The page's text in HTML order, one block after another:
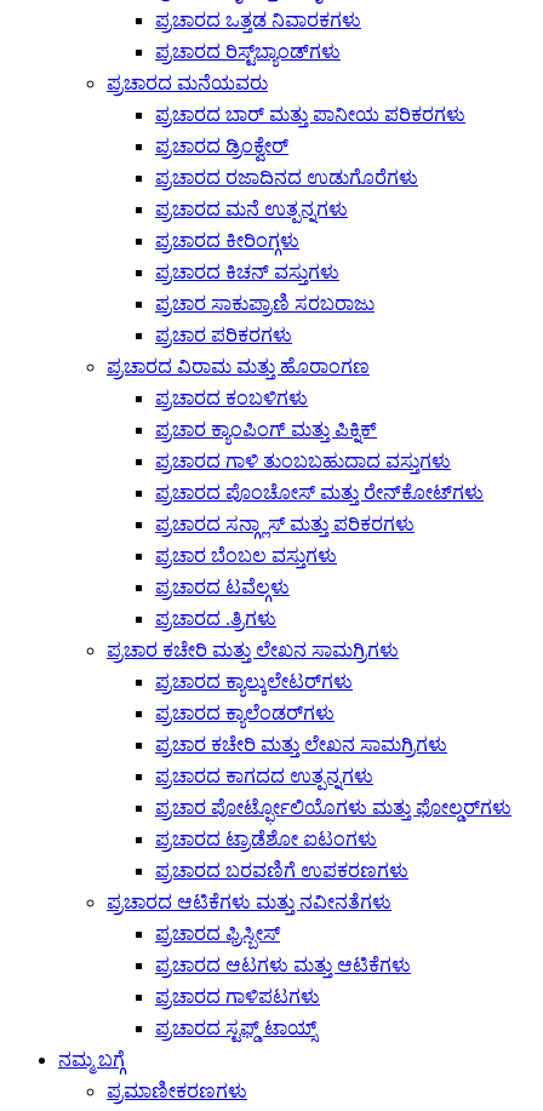
ಪ್ರಚಾರದ ಒತ್ತಡ ನಿವಾರಕಗಳು
ಪ್ರಚಾರದ ರಿಸ್ಟ್‌ಬ್ಯಾಂಡ್‌ಗಳು
ಪ್ರಚಾರದ ಮನೆಯವರು
ಪ್ರಚಾರದ ಬಾರ್ ಮತ್ತು ಪಾನೀಯ ಪರಿಕರಗಳು
ಪ್ರಚಾರದ ಡ್ರಿಂಕ್ವೇರ್
ಪ್ರಚಾರದ ರಜಾದಿನದ ಉಡುಗೊರೆಗಳು
ಪ್ರಚಾರದ ಮನೆ ಉತ್ಪನ್ನಗಳು
ಪ್ರಚಾರದ ಕೀರಿಂಗ್ಗಳು
ಪ್ರಚಾರದ ಕಿಚನ್ ವಸ್ತುಗಳು
ಪ್ರಚಾರ ಸಾಕುಪ್ರಾಣಿ ಸರಬರಾಜು
ಪ್ರಚಾರ ಪರಿಕರಗಳು
ಪ್ರಚಾರದ ವಿರಾಮ ಮತ್ತು ಹೊರಾಂಗಣ
ಪ್ರಚಾರದ ಕಂಬಳಿಗಳು
ಪ್ರಚಾರ ಕ್ಯಾಂಪಿಂಗ್ ಮತ್ತು ಪಿಕ್ನಿಕ್
ಪ್ರಚಾರದ ಗಾಳಿ ತುಂಬಬಹುದಾದ ವಸ್ತುಗಳು
ಪ್ರಚಾರದ ಪೊಂಚೋಸ್ ಮತ್ತು ರೇನ್‌ಕೋಟ್‌ಗಳು
ಪ್ರಚಾರದ ಸನ್ಗ್ಲಾಸ್ ಮತ್ತು ಪರಿಕರಗಳು
ಪ್ರಚಾರ ಬೆಂಬಲ ವಸ್ತುಗಳು
ಪ್ರಚಾರದ ಟವೆಲ್ಗಳು
ಪ್ರಚಾರದ .ತ್ರಿಗಳು
ಪ್ರಚಾರ ಕಚೇರಿ ಮತ್ತು ಲೇಖನ ಸಾಮಗ್ರಿಗಳು
ಪ್ರಚಾರದ ಕ್ಯಾಲ್ಕುಲೇಟರ್‌ಗಳು
ಪ್ರಚಾರದ ಕ್ಯಾಲೆಂಡರ್‌ಗಳು
ಪ್ರಚಾರ ಕಚೇರಿ ಮತ್ತು ಲೇಖನ ಸಾಮಗ್ರಿಗಳು
ಪ್ರಚಾರದ ಕಾಗದದ ಉತ್ಪನ್ನಗಳು
ಪ್ರಚಾರ ಪೋರ್ಟ್ಫೋಲಿಯೊಗಳು ಮತ್ತು ಫೋಲ್ಡರ್‌ಗಳು
ಪ್ರಚಾರದ ಟ್ರಾಡೆಶೋ ಐಟಂಗಳು
ಪ್ರಚಾರದ ಬರವಣಿಗೆ ಉಪಕರಣಗಳು
ಪ್ರಚಾರದ ಆಟಿಕೆಗಳು ಮತ್ತು ನವೀನತೆಗಳು
ಪ್ರಚಾರದ ಫ್ರಿಸ್ಬೀಸ್
ಪ್ರಚಾರದ ಆಟಗಳು ಮತ್ತು ಆಟಿಕೆಗಳು
ಪ್ರಚಾರದ ಗಾಳಿಪಟಗಳು
ಪ್ರಚಾರದ ಸ್ಟಫ್ಡ್ ಟಾಯ್ಸ್
ನಮ್ಮ ಬಗ್ಗೆ
ಪ್ರಮಾಣೀಕರಣಗಳು